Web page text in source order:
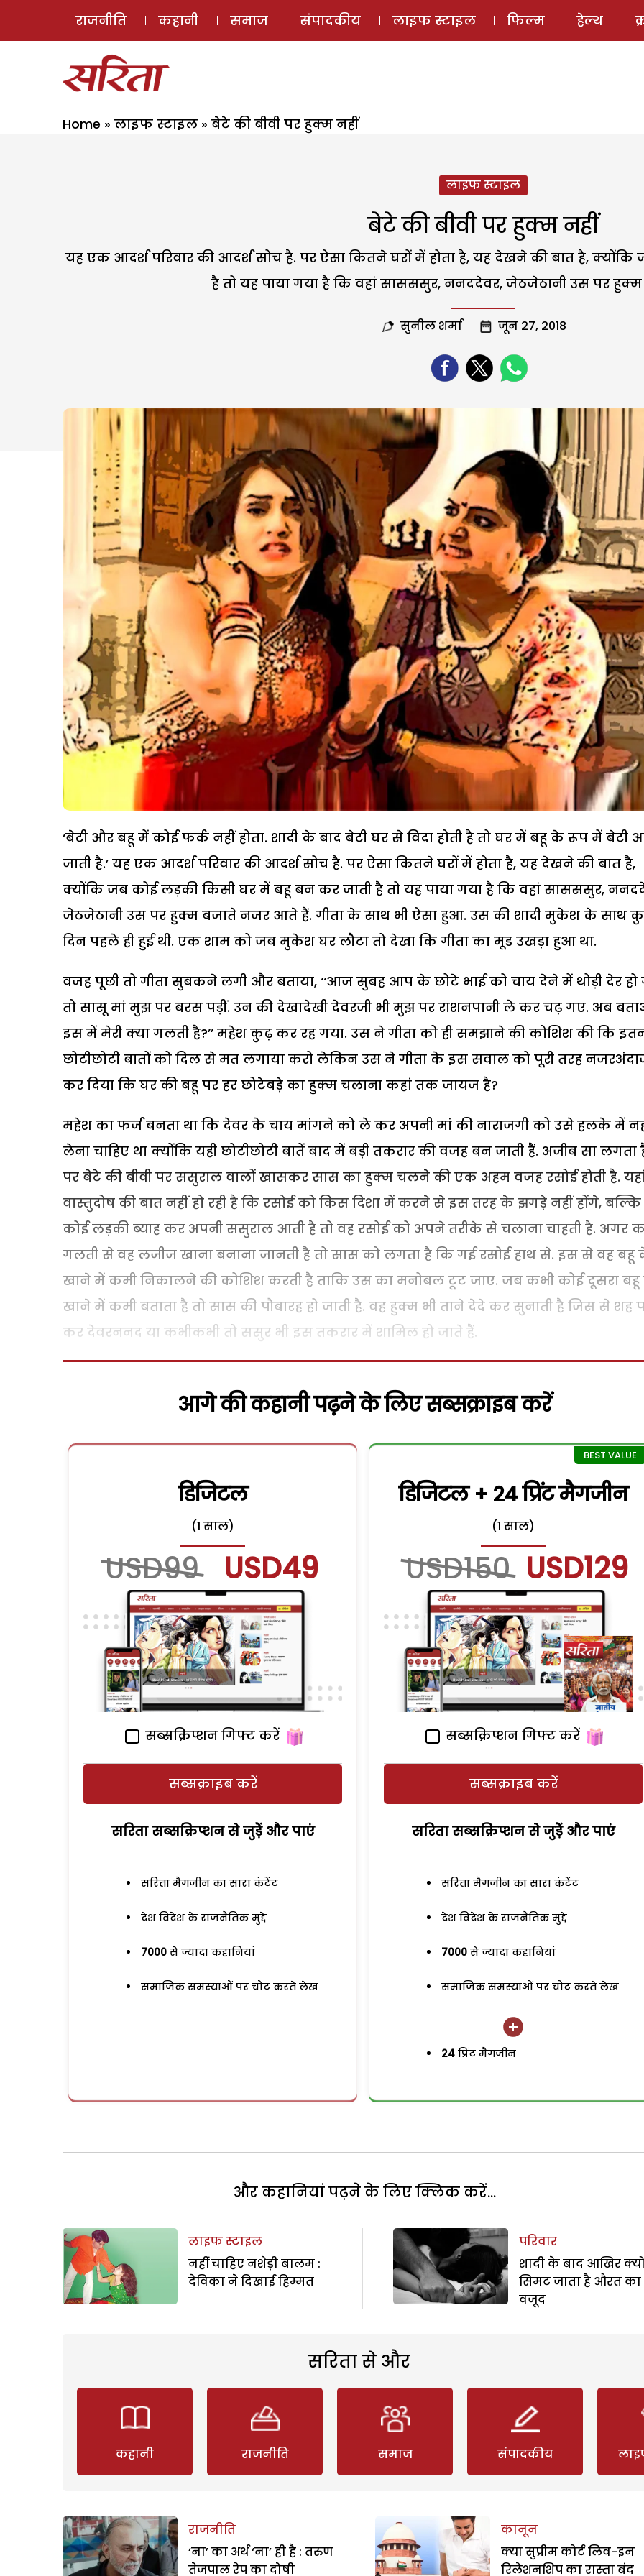
ई-मैगज़ीन
राजनीति कहानी समाज संपादकीय लाइफ स्टाइल फिल्म हेल्थ
Home » लाइफ स्टाइल » बेटे की बीवी पर हुक्म नहीं
लाइफ स्टाइल
बेटे की बीवी पर हुक्म नहीं
यह एक आदर्श परिवार की आदर्श सोच है. पर ऐसा कितने घरों में होता है, यह देखने की बात है,
है तो यह पाया गया है कि वहां सासससुर, ननददेवर, जेठजेठानी उस पर
सुनील शर्मा जून 27, 2018
‘बेटी और बहू में कोई फर्क नहीं होता. शादी के बाद बेटी घर से विदा होती है तो घर में बहू के रूप में बेटी
जाती है.’ यह एक आदर्श परिवार की आदर्श सोच है. पर ऐसा कितने घरों में होता है, यह देखने की बात है,
क्योंकि जब कोई लड़की किसी घर में बहू बन कर जाती है तो यह पाया गया है कि वहां सासससुर,
जेठजेठानी उस पर हुक्म बजाते नजर आते हैं. गीता के साथ भी ऐसा हुआ. उस की शादी मुकेश के साथ
दिन पहले ही हुई थी. एक शाम को जब मुकेश घर लौटा तो देखा कि गीता का मूड उखड़ा हुआ था.
वजह पूछी तो गीता सुबकने लगी और बताया, ‘‘आज सुबह आप के छोटे भाई को चाय देने में थोड़ी देर हो
तो सासू मां मुझ पर बरस पड़ीं. उन की देखादेखी देवरजी भी मुझ पर राशनपानी ले कर चढ़ गए. अब
इस में मेरी क्या गलती है?’’ महेश कुढ़ कर रह गया. उस ने गीता को ही समझाने की कोशिश की कि
छोटीछोटी बातों को दिल से मत लगाया करो लेकिन उस ने गीता के इस सवाल को पूरी तरह
कर दिया कि घर की बहू पर हर छोटेबड़े का हुक्म चलाना कहां तक जायज है?
महेश का फर्ज बनता था कि देवर के चाय मांगने को ले कर अपनी मां की नाराजगी को उसे हलके में
लेना चाहिए था क्योंकि यही छोटीछोटी बातें बाद में बड़ी तकरार की वजह बन जाती हैं. अजीब सा लगता
पर बेटे की बीवी पर ससुराल वालों खासकर सास का हुक्म चलने की एक अहम वजह रसोई होती है.
वास्तुदोष की बात नहीं हो रही है कि रसोई को किस दिशा में करने से इस तरह के झगड़े नहीं होंगे,
कोई लड़की ब्याह कर अपनी ससुराल आती है तो वह रसोई को अपने तरीके से चलाना चाहती है. अगर
गलती से वह लजीज खाना बनाना जानती है तो सास को लगता है कि गई रसोई हाथ से. इस से वह बहू
खाने में कमी निकालने की कोशिश करती है ताकि उस का मनोबल टूट जाए. जब कभी कोई दूसरा
खाने में कमी बताता है तो सास की पौबारह हो जाती है. वह हुक्म भी ताने देदे कर सुनाती है जिस से शह
कर देवरननद या कभीकभी तो ससुर भी इस तकरार में शामिल हो जाते हैं.
आगे की कहानी पढ़ने के लिए सब्सक्राइब करें
डिजिटल
(1 साल)
USD99 USD49
सब्सक्रिप्शन गिफ्ट करें
सब्सक्राइब करें
सरिता सब्सक्रिप्शन से जुड़ेें और पाएं
सरिता मैगजीन का सारा कंटेंट
देश विदेश के राजनैतिक मुद्दे
7000 से ज्यादा कहानियां
समाजिक समस्याओं पर चोट करते लेख
डिजिटल + 24 प्रिंट मैगजीन
(1 साल)
USD150 USD129
सब्सक्रिप्शन गिफ्ट करें
सब्सक्राइब करें
सरिता सब्सक्रिप्शन से जुड़ेें और पाएं
सरिता मैगजीन का सारा कंटेंट
देश विदेश के राजनैतिक मुद्दे
7000 से ज्यादा कहानियां
समाजिक समस्याओं पर चोट करते लेख
24 प्रिंट मैगजीन
और कहानियां पढ़ने के लिए क्लिक करें...
लाइफ स्टाइल
नहीं चाहिए नशेड़ी बालम :
देविका ने दिखाई हिम्मत
परिवार
शादी के बाद आखिर क्यों
सिमट जाता है औरत का
वजूद
सरिता से और
कहानी राजनीति समाज संपादकीय
राजनीति
‘ना’ का अर्थ ‘ना’ ही है : तरुण
तेजपाल रेप का दोषी
कानून
क्या सुप्रीम कोर्ट लिव-इन
रिलेशनशिप का रास्ता बंद